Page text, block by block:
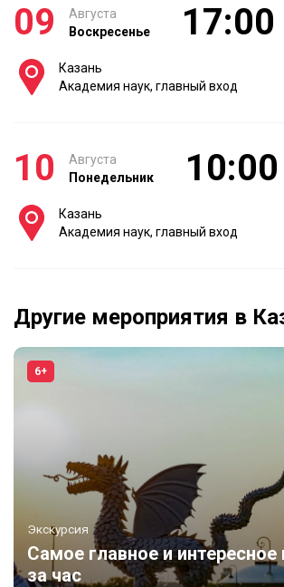
09
Августа
Воскресенье
17:00
Казань
Академия наук, главный вход
10
Августа
Понедельник
10:00
Казань
Академия наук, главный вход
Другие мероприятия в
6+
Экскурсия
Самое главное и интересное
за час